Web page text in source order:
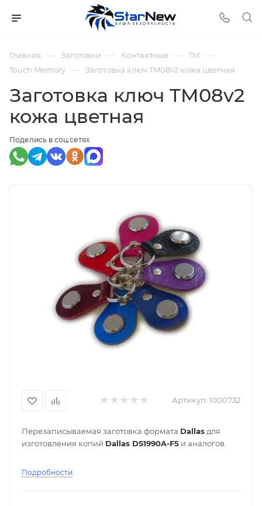
Главная — Заготовки — Контактные — TM —
Touch Memory — Заготовка ключ TM08v2 кожа цветная
Поделись в соц.сетях
Заготовка ключ TM08v2
кожа цветная
Артикул: 1000732
Перезаписываемая заготовка формата Dallas для
изготовления копий Dallas DS1990A-F5 и аналогов.
Подробности